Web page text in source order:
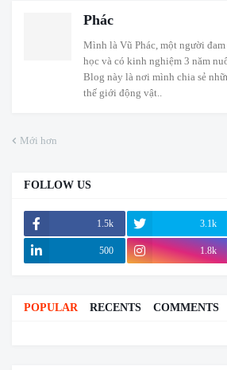
Phác
Mình là Vũ Phác, một người
học và có kinh nghiệm 3 năm
Blog này là nơi mình chia sẻ
thế giới động vật..
Mới hơn
FOLLOW US
1.5k 3.1k
500 1.8k
POPULAR RECENTS COMMENTS